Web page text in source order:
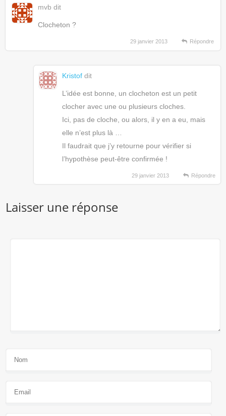
mvb dit
Clocheton ?
29 janvier 2013 Répondre
Kristof dit
L’idée est bonne, un clocheton est un petit
clocher avec une ou plusieurs cloches.
Ici, pas de cloche, ou alors, il y en a eu, mais
elle n’est plus là …
Il faudrait que j’y retourne pour vérifier si
l’hypothèse peut-être confirmée !
29 janvier 2013 Répondre
Laisser une réponse